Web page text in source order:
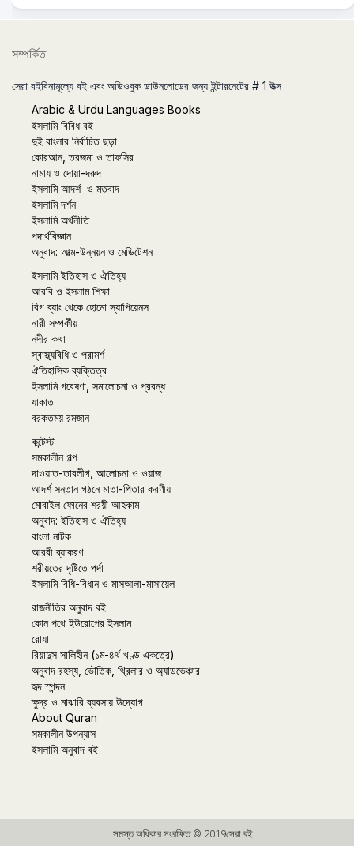
সম্পর্কিত
সেরা বইবিনামূল্যে বই এবং অডিওবুক ডাউনলোডের জন্য ইন্টারনেটের # 1 উত্স
Arabic & Urdu Languages Books
ইসলামি বিবিধ বই
দুই বাংলার নির্বাচিত ছড়া
কোরআন, তরজমা ও তাফসির
নামায ও দোয়া-দরুদ
ইসলামি আদর্শ ও মতবাদ
ইসলামি দর্শন
ইসলামি অর্থনীতি
পদার্থবিজ্ঞান
অনুবাদ: আত্ম-উন্নয়ন ও মেডিটেশন
ইসলামি ইতিহাস ও ঐতিহ্য
আরবি ও ইসলাম শিক্ষা
বিগ ব্যাং থেকে হোমো স্যাপিয়েনস
নারী সম্পর্কীয়
নদীর কথা
স্বাস্থ্যবিধি ও পরামর্শ
ঐতিহাসিক ব্যক্তিত্ব
ইসলামি গবেষণা, সমালোচনা ও প্রবন্ধ
যাকাত
বরকতময় রমজান
কন্টেস্ট
সমকালীন গল্প
দাওয়াত-তাবলীগ, আলোচনা ও ওয়াজ
আদর্শ সন্তান গঠনে মাতা-পিতার করণীয়
মোবাইল ফোনের শরয়ী আহকাম
অনুবাদ: ইতিহাস ও ঐতিহ্য
বাংলা নাটক
আরবী ব্যাকরণ
শরীয়তের দৃষ্টিতে পর্দা
ইসলামি বিধি-বিধান ও মাসআলা-মাসায়েল
রাজনীতির অনুবাদ বই
কোন পথে ইউরোপের ইসলাম
রোযা
রিয়াদুস সালিহীন (১ম-৪র্থ খণ্ড একত্রে)
অনুবাদ রহস্য, ভৌতিক, থ্রিলার ও অ্যাডভেঞ্চার
হৃদ স্পন্দন
ক্ষুদ্র ও মাঝারি ব্যবসায় উদ্যোগ
About Quran
সমকালীন উপন্যাস
ইসলামি অনুবাদ বই
সমস্ত অধিকার সংরক্ষিত © 2019সেরা বই